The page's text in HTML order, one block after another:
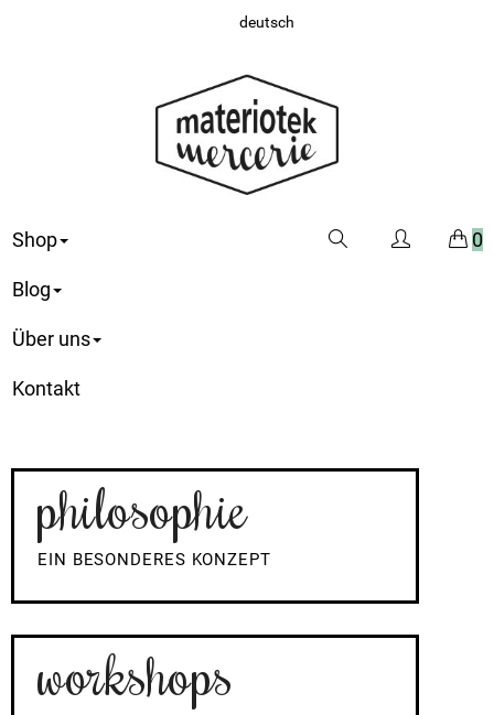
deutsch
Shop
Blog
Über uns
Kontakt
0
philosophie
EIN BESONDERES KONZEPT
workshops